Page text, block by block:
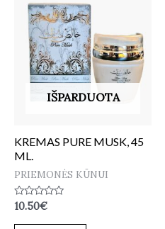
IŠPARDUOTA
KREMAS PURE MUSK, 45
ML.
PRIEMONĖS KŪNUI
Įvertinimas:
iš
10.50€